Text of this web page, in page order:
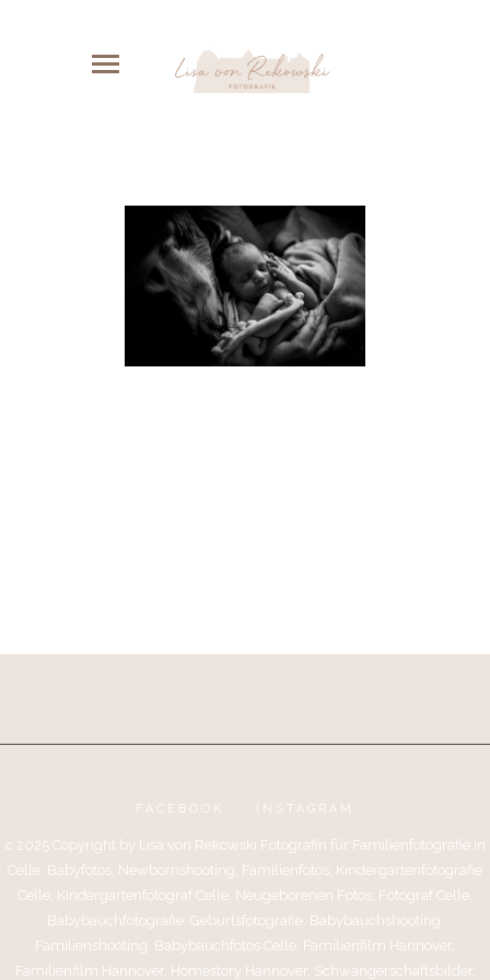
FACEBOOK INSTAGRAM
c 2025 Copyright by Lisa von Rekowski Fotografin für Familienfotografie in
Celle, Babyfotos, Newbornshooting, Familienfotos, Kindergartenfotografie
Celle, Kindergartenfotograf Celle, Neugeborenen Fotos, Fotograf Celle,
Babybauchfotografie, Geburtsfotografie, Babybauchshooting,
Familienshooting, Babybauchfotos Celle, Familienfilm Hannover,
Familienfilm Hannover, Homestory Hannover, Schwangerschaftsbilder,